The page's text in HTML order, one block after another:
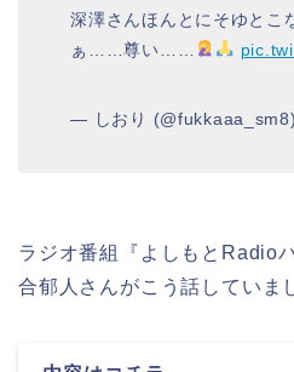
深澤さんほんとにそゆとこ
ぁ……尊い……
— しおり
ラジオ番組『よしもとRadio
合郁人さんがこう話していま